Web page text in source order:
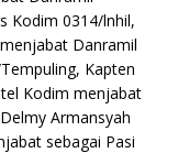
Kodim 0314/lnhil,
Danramil
Kapten
Kodim menjabat
Armansyah
sebagai Pasi